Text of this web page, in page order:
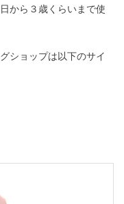
から３歳くらいまで使
ショップは以下のサイ